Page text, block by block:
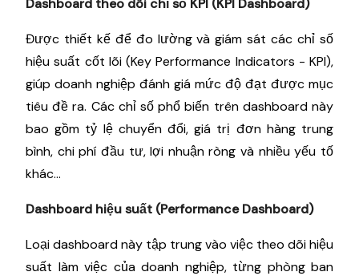
Dashboard theo dõi chỉ số KPI (KPI Dashboard)
Được thiết kế để đo lường và giám sát các chỉ số
hiệu suất cốt lõi (Key Performance Indicators - KPI),
giúp doanh nghiệp đánh giá mức độ đạt được mục
tiêu đề ra. Các chỉ số phổ biến trên dashboard này
bao gồm tỷ lệ chuyển đổi, giá trị đơn hàng trung
bình, chi phí đầu tư, lợi nhuận ròng và nhiều yếu tố
khác...
Dashboard hiệu suất (Performance Dashboard)
Loại dashboard này tập trung vào việc theo dõi hiệu
suất làm việc của doanh nghiệp, từng phòng ban